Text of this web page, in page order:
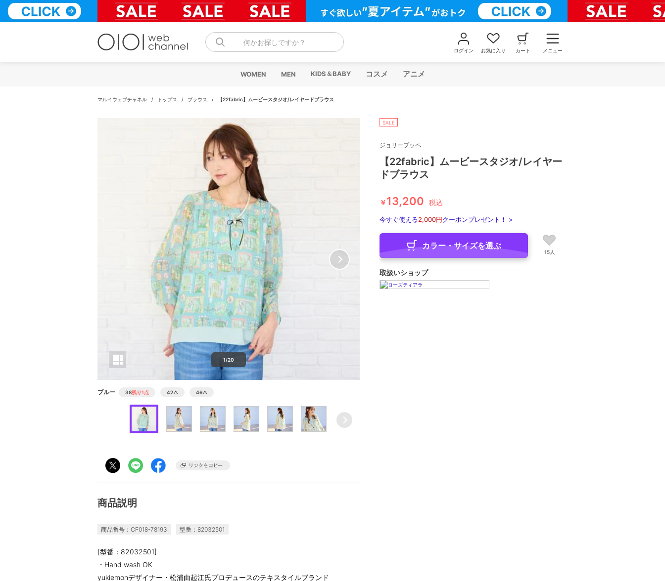
テ
何かお探しですか？
ログイン お気に入り カート メニュー
WOMEN MEN KIDS＆BABY コスメ アニメ
マルイウェブチャネル / トップス / ブラウス / 【22fabric】ムービースタジオ/レイヤードブラウス
1/20
ブルー 38残り1点 42△ 46△
商品説明
商品番号：CF018-78193 型番：82032501
[型番：82032501]
・Hand wash OK
yukiemonデザイナー・松浦由起江氏プロデュースのテキスタイルブランド
SALE
ジョリープッペ
【22fabric】ムービースタジオ/レイヤー
ドブラウス
￥13,200 税込
今すぐ使える2,000円クーポンプレゼント！ >
カラー・サイズを選ぶ
15人
取扱いショップ